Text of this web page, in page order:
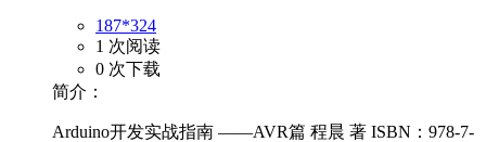
187*324
1 次阅读
0 次下载
简介：
Arduino开发实战指南 ——AVR篇 程晨 著 ISBN：978-7-